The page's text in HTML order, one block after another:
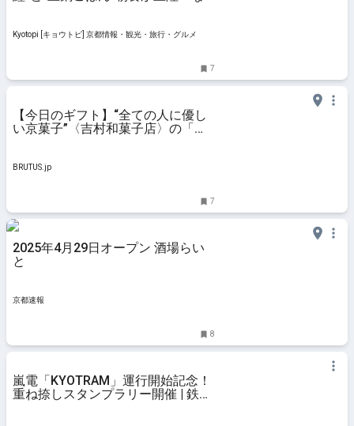
Kyotopi [キョウトピ] 京都情報・観光・旅行・グルメ
7
【今日のギフト】“全ての人に優し
い京菓子”〈吉村和菓子店〉の「焼
BRUTUS.jp
7
2025年4月29日オープン 酒場らい
と
京都速報
8
嵐電「KYOTRAM」運行開始記念！
重ね捺しスタンプラリー開催 | 鉄道